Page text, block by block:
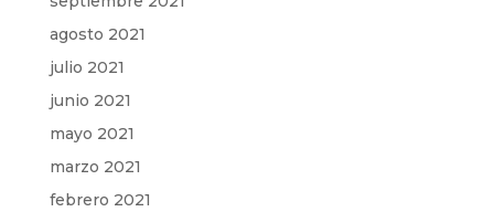
agosto 2021
julio 2021
junio 2021
mayo 2021
marzo 2021
febrero 2021